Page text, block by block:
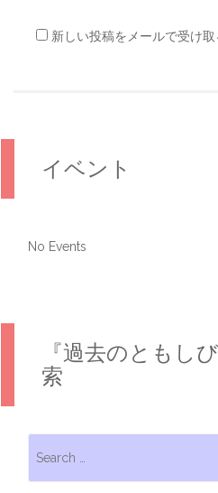
新しい投稿をメールで受け取
イベント
No Events
『過去のともし
索